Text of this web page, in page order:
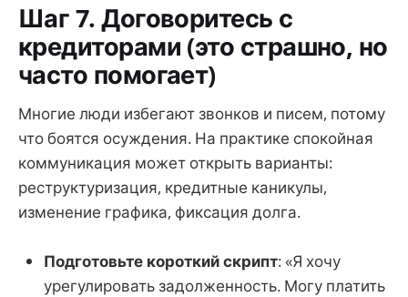
Шаг 7. Договоритесь с
кредиторами (это страшно, но
часто помогает)
Многие люди избегают звонков и писем, потому
что боятся осуждения. На практике спокойная
коммуникация может открыть варианты:
реструктуризация, кредитные каникулы,
изменение графика, фиксация долга.
Подготовьте короткий скрипт: «Я хочу
урегулировать задолженность. Могу платить